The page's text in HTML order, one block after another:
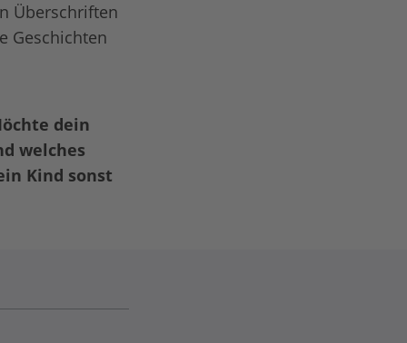
Überschriften
Geschichten
dein
welches
Kind sonst